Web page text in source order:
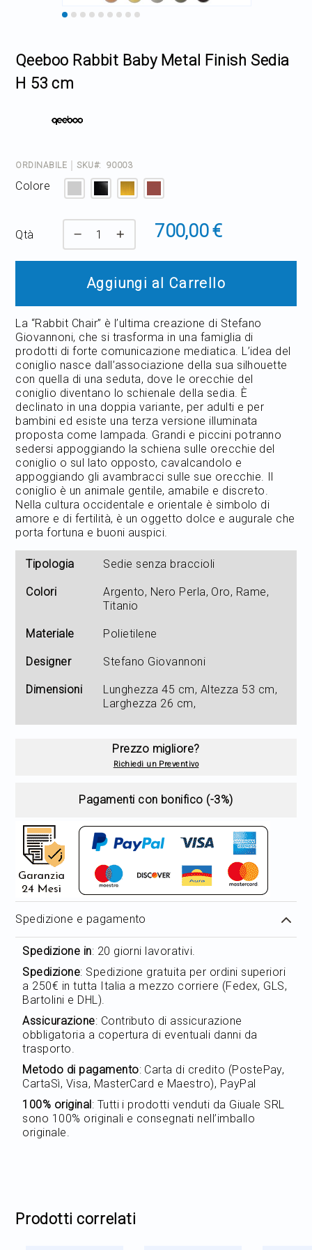
Home Decor
Outletthe
beginning
of
the
gallery
Qeeboo Rabbit Baby Metal Finish Sedia
H 53 cm
ORDINABILE SKU 90003
Colore
Qtà 700,00 €
Aggiungi al Carrello
La “Rabbit Chair” è l’ultima creazione di Stefano
Giovannoni, che si trasforma in una famiglia di
prodotti di forte comunicazione mediatica. L’idea del
coniglio nasce dall’associazione della sua silhouette
con quella di una seduta, dove le orecchie del
coniglio diventano lo schienale della sedia. È
declinato in una doppia variante, per adulti e per
bambini ed esiste una terza versione illuminata
proposta come lampada. Grandi e piccini potranno
sedersi appoggiando la schiena sulle orecchie del
coniglio o sul lato opposto, cavalcandolo e
appoggiando gli avambracci sulle sue orecchie. Il
coniglio è un animale gentile, amabile e discreto.
Nella cultura occidentale e orientale è simbolo di
amore e di fertilità, è un oggetto dolce e augurale che
porta fortuna e buoni auspici.
Tipologia Sedie senza braccioli
Colori
Argento, Nero Perla, Oro, Rame,
Titanio
Materiale Polietilene
Designer Stefano Giovannoni
Dimensioni
Lunghezza 45 cm, Altezza 53 cm,
Larghezza 26 cm,
Prezzo migliore?
Richiedi un Preventivo
Pagamenti con bonifico (-3%)
Spedizione e pagamento
Spedizione in: 20 giorni lavorativi.
Spedizione: Spedizione gratuita per ordini superiori
a 250€ in tutta Italia a mezzo corriere (Fedex, GLS,
Bartolini e DHL).
Assicurazione: Contributo di assicurazione
obbligatoria a copertura di eventuali danni da
trasporto.
Metodo di pagamento: Carta di credito (PostePay,
CartaSì, Visa, MasterCard e Maestro), PayPal
100% original: Tutti i prodotti venduti da Giuale SRL
sono 100% originali e consegnati nell’imballo
originale.
Prodotti correlati